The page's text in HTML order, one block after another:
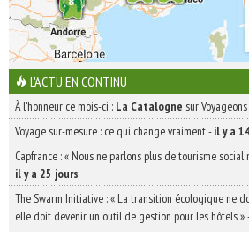
L'ACTU EN CONTINU
À l'honneur ce mois-ci : La Catalogne sur
Voyage sur-mesure : ce qui change vraiment-il y a
Capfrance : « Nous ne parlons plus de tourisme
il y a 25 jours
The Swarm Initiative : « La transition écologique ne
elle doit devenir un outil de gestion pour les hôtels »